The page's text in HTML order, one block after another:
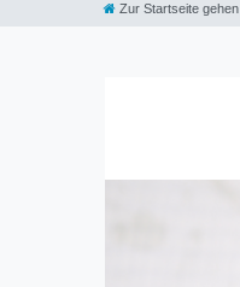
Zur Startseite gehen